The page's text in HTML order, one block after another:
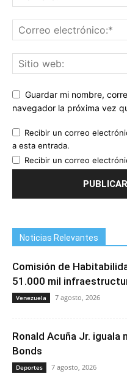
Guardar mi nombre,
navegador la próxima vez
Recibir un correo
a esta entrada.
Recibir un correo
Noticias Relevantes
Comisión de
51.000 mil
Venezuela 7 agosto, 2026
Ronald Acuña Jr. iguala
Bonds
Deportes 7 agosto, 2026